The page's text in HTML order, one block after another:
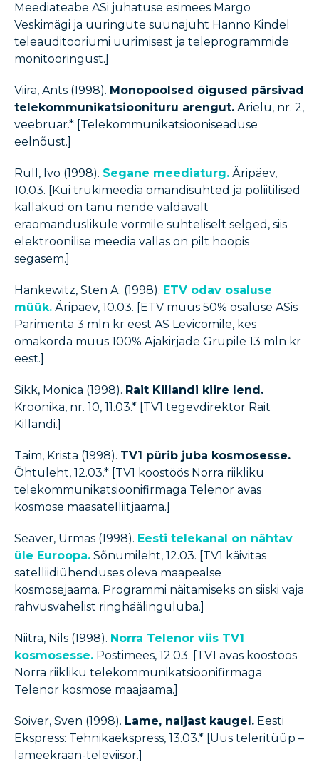
Meediateabe ASi juhatuse esimees Margo
Veskimägi ja uuringute suunajuht Hanno Kindel
teleauditooriumi uurimisest ja teleprogrammide
monitooringust.]
Viira, Ants (1998). Monopoolsed õigused pärsivad
telekommunikatsioonituru arengut. Ärielu, nr. 2,
veebruar.* [Telekommunikatsiooniseaduse
eelnõust.]
Rull, Ivo (1998). Segane meediaturg. Äripäev,
10.03. [Kui trükimeedia omandisuhted ja poliitilised
kallakud on tänu nende valdavalt
eraomanduslikule vormile suhteliselt selged, siis
elektroonilise meedia vallas on pilt hoopis
segasem.]
Hankewitz, Sten A. (1998). ETV odav osaluse
müük. Äripaev, 10.03. [ETV müüs 50% osaluse ASis
Parimenta 3 mln kr eest AS Levicomile, kes
omakorda müüs 100% Ajakirjade Grupile 13 mln kr
eest.]
Sikk, Monica (1998). Rait Killandi kiire lend.
Kroonika, nr. 10, 11.03.* [TV1 tegevdirektor Rait
Killandi.]
Taim, Krista (1998). TV1 pürib juba kosmosesse.
Õhtuleht, 12.03.* [TV1 koostöös Norra riikliku
telekommunikatsioonifirmaga Telenor avas
kosmose maasatelliitjaama.]
Seaver, Urmas (1998). Eesti telekanal on nähtav
üle Euroopa. Sõnumileht, 12.03. [TV1 käivitas
satelliidiühenduses oleva maapealse
kosmosejaama. Programmi näitamiseks on siiski vaja
rahvusvahelist ringhäälinguluba.]
Niitra, Nils (1998). Norra Telenor viis TV1
kosmosesse. Postimees, 12.03. [TV1 avas koostöös
Norra riikliku telekommunikatsioonifirmaga
Telenor kosmose maajaama.]
Soiver, Sven (1998). Lame, naljast kaugel. Eesti
Ekspress: Tehnikaekspress, 13.03.* [Uus teleritüüp –
lameekraan-televiisor.]